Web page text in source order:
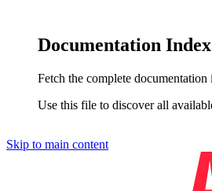
Documentation Index
Fetch the complete documentation
Use this file to discover all
Skip to main content